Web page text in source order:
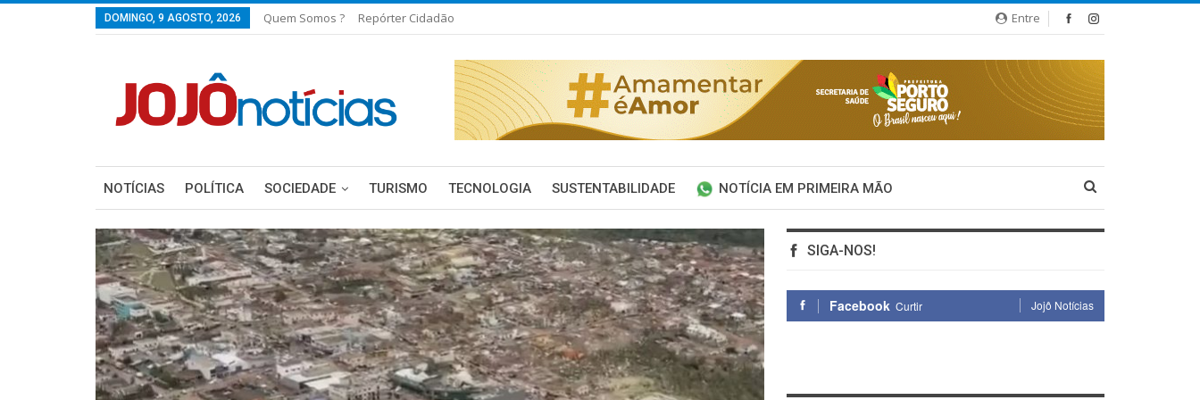
Entre
DOMINGO, 9 AGOSTO, 2026 Quem Somos ? Repórter Cidadão
NOTÍCIAS POLÍTICA SOCIEDADE TURISMO TECNOLOGIA SUSTENTABILIDADE NOTÍCIA EM PRIMEIRA MÃO
SIGA-NOS!
Facebook Curtir Jojô Notícias